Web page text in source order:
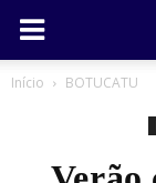
Início BOTUCATU